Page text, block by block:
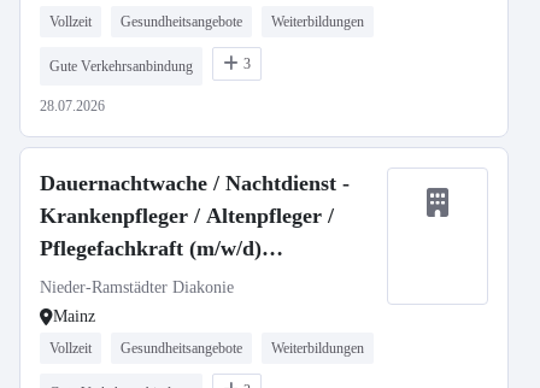
Vollzeit Gesundheitsangebote Weiterbildungen
Gute Verkehrsanbindung 3
28.07.2026
Dauernachtwache / Nachtdienst -
Krankenpfleger / Altenpfleger /
Pflegefachkraft (m/w/d)
Wohngruppe Eingliederungshilfe
Nieder-Ramstädter Diakonie
Mainz
Vollzeit Gesundheitsangebote Weiterbildungen